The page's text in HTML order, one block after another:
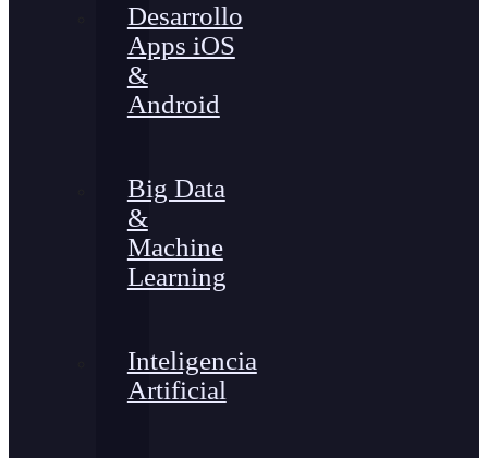
Desarrollo
Apps iOS
&
Android
Big Data
&
Machine
Learning
Inteligencia
Artificial